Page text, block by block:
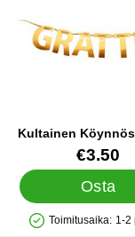
Kultainen
Tuote.nro 27884
€3.50
Osta
Saatavuus: Varastossa
Toimitusaika: 1-2